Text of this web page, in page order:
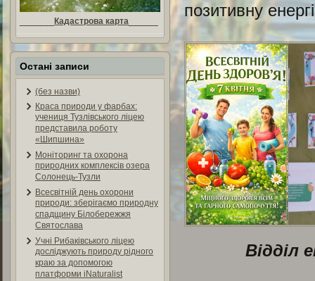
Кадастрова карта
Остані записи
(без назви)
Краса природи у фарбах:
учениця Тузлівського ліцею
представила роботу
«Шипшина»
Моніторинг та охорона
природних комплексів озера
Солонець-Тузли
Всесвітній день охорони
природи: зберігаємо природну
спадщину Білобережжя
Святослава
Учні Рибаківського ліцею
досліджують природу рідного
краю за допомогою
платформи iNaturalist
позитивну
Відділ